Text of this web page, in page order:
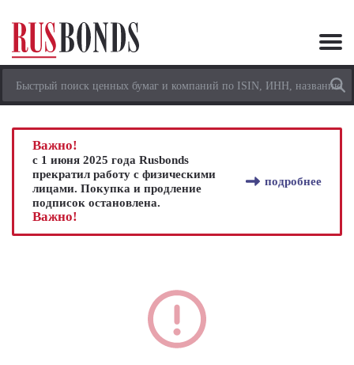
Важно!
с 1 июня 2025 года Rusbonds
прекратил работу с физическими
лицами. Покупка и продление
подписок остановлена.
подробнее
Важно!